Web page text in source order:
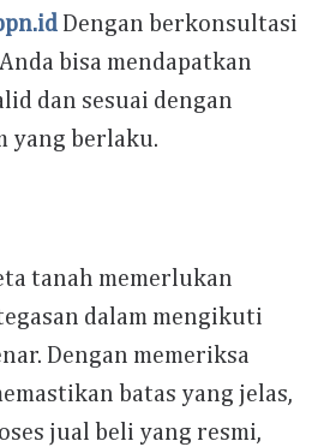
Dengan berkonsultasi
bisa mendapatkan
dan sesuai dengan
yang berlaku.
tanah memerlukan
dalam mengikuti
Dengan memeriksa
batas yang jelas,
jual beli yang resmi,